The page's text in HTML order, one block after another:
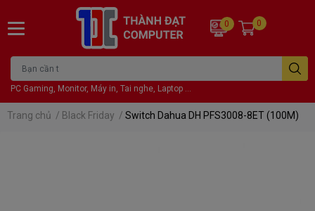
PC Gaming, Monitor, Máy in, Tai nghe, Laptop ...
0 0
Trang chủ / Black Friday / Switch Dahua DH PFS3008-8ET (100M)